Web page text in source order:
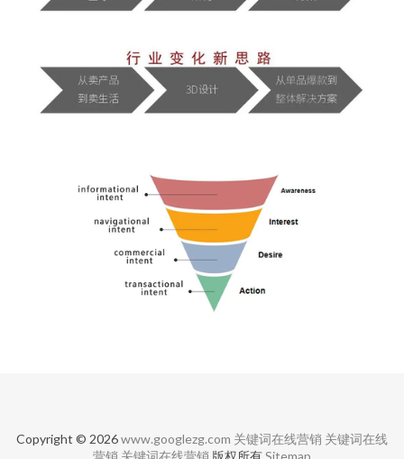
Copyright © 2026www.googlezg.com 关键词在线营销 关键词在线
营销 关键词在线营销 版权所有 Sitemap